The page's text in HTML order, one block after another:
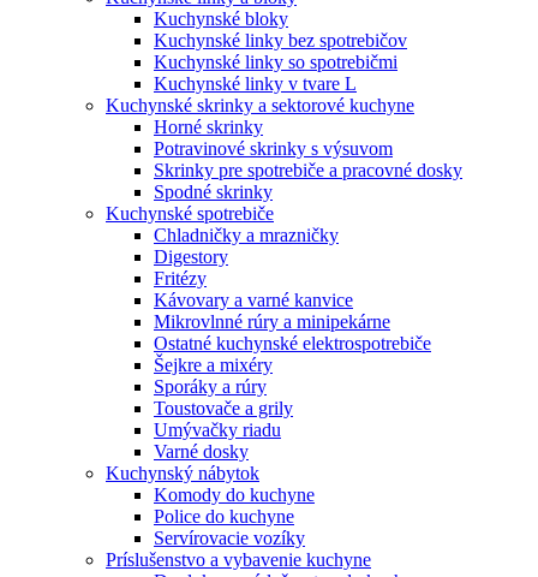
Kuchynské bloky
Kuchynské linky bez spotrebičov
Kuchynské linky so spotrebičmi
Kuchynské linky v tvare L
Kuchynské skrinky a sektorové kuchyne
Horné skrinky
Potravinové skrinky s výsuvom
Skrinky pre spotrebiče a pracovné dosky
Spodné skrinky
Kuchynské spotrebiče
Chladničky a mrazničky
Digestory
Fritézy
Kávovary a varné kanvice
Mikrovlnné rúry a minipekárne
Ostatné kuchynské elektrospotrebiče
Šejkre a mixéry
Sporáky a rúry
Toustovače a grily
Umývačky riadu
Varné dosky
Kuchynský nábytok
Komody do kuchyne
Police do kuchyne
Servírovacie vozíky
Príslušenstvo a vybavenie kuchyne